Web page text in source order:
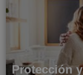
Protección y